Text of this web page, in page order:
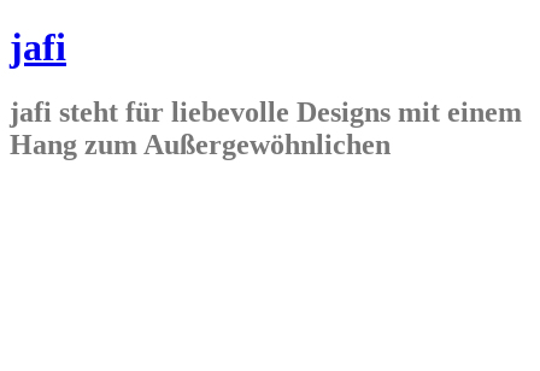
jafi
jafi steht für liebevolle Designs mit einem
Hang zum Außergewöhnlichen